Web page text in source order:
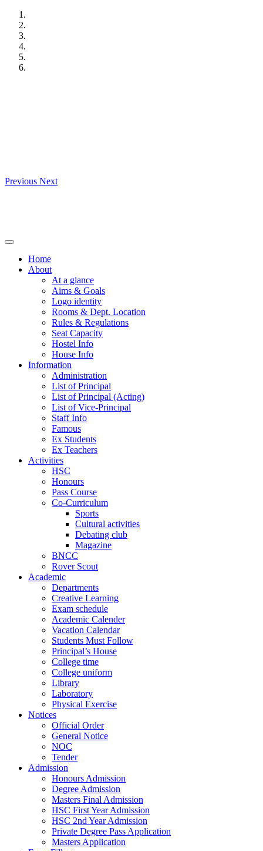
Skip
content
Previous Next
Home
About
At a glance
Aims & Goals
Logo identity
Rooms & Dept. Location
Rules & Regulations
Seat Capacity
Hostel Info
House Info
Information
Administration
List of Principal
List of Principal (Acting)
List of Vice-Principal
Staff Info
Famous
Ex Students
Ex Teachers
Activities
HSC
Honours
Pass Course
Co-Curriculum
Sports
Cultural activities
Debating club
Magazine
BNCC
Rover Scout
Academic
Departments
Creative Learning
Exam schedule
Academic Calender
Vacation Calendar
Students Must Follow
Principal’s House
College time
College uniform
Library
Laboratory
Physical Exercise
Notices
Official Order
General Notice
NOC
Tender
Admission
Honours Admission
Degree Admission
Masters Final Admission
HSC First Year Admission
HSC 2nd Year Admission
Private Degree Pass Application
Masters Application